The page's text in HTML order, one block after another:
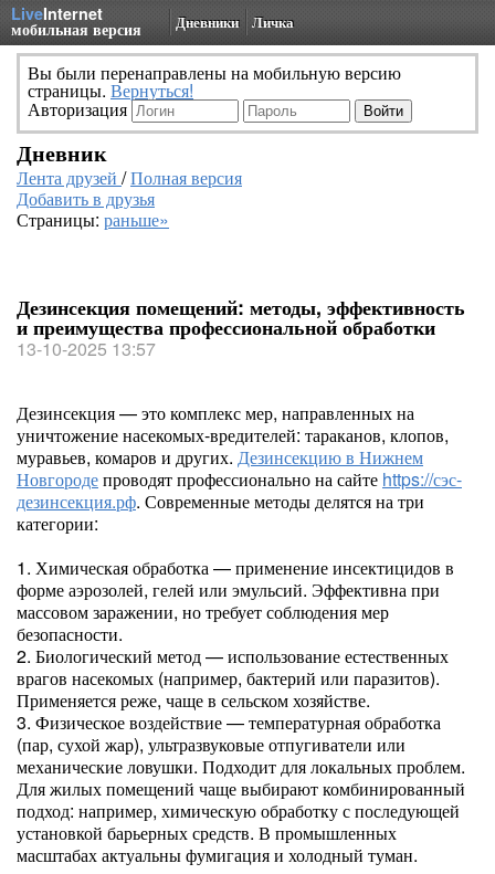
LiveInternet
мобильная версия Дневники Личка
Вы были перенаправлены на мобильную версию
страницы. Вернуться!
Авторизация
Дневник
Лента друзей /Полная версия
Добавить в друзья
Страницы: раньше»
Дезинсекция помещений: методы, эффективность
и преимущества профессиональной обработки
13-10-2025 13:57
Дезинсекция — это комплекс мер, направленных на
уничтожение насекомых-вредителей: тараканов, клопов,
муравьев, комаров и других. Дезинсекцию в Нижнем
Новгородепроводят профессионально на сайте https://сэс-
дезинсекция.рф. Современные методы делятся на три
категории:
1. Химическая обработка — применение инсектицидов в
форме аэрозолей, гелей или эмульсий. Эффективна при
массовом заражении, но требует соблюдения мер
безопасности.
2. Биологический метод — использование естественных
врагов насекомых (например, бактерий или паразитов).
Применяется реже, чаще в сельском хозяйстве.
3. Физическое воздействие — температурная обработка
(пар, сухой жар), ультразвуковые отпугиватели или
механические ловушки. Подходит для локальных проблем.
Для жилых помещений чаще выбирают комбинированный
подход: например, химическую обработку с последующей
установкой барьерных средств. В промышленных
масштабах актуальны фумигация и холодный туман.